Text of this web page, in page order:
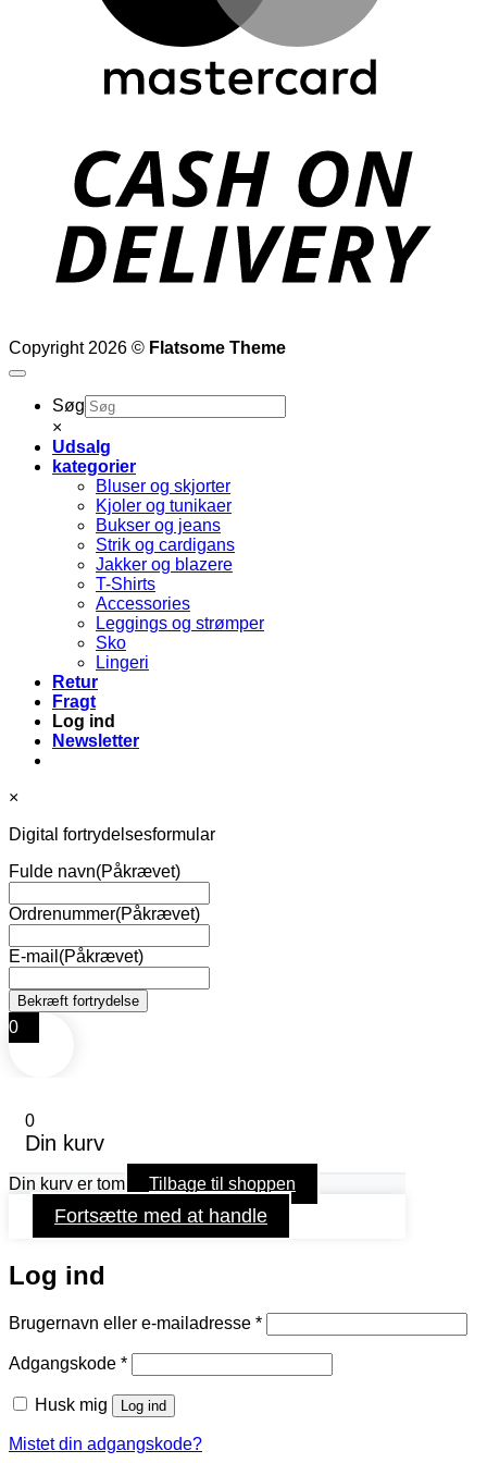
Copyright 2026 © Flatsome Theme
Søg
×
Udsalg
kategorier
Bluser og skjorter
Kjoler og tunikaer
Bukser og jeans
Strik og cardigans
Jakker og blazere
T-Shirts
Accessories
Leggings og strømper
Sko
Lingeri
Retur
Fragt
Log ind
Newsletter
×
Digital fortrydelsesformular
Fulde navn(Påkrævet)
Ordrenummer(Påkrævet)
E-mail (Påkrævet)
0
0
Din kurv
Din kurv er tom Tilbage til shoppen
Fortsætte med at handle
Log ind
Brugernavn eller e-mailadresse *Påkrævet
Adgangskode *Påkrævet
Husk mig Log ind
Mistet din adgangskode?